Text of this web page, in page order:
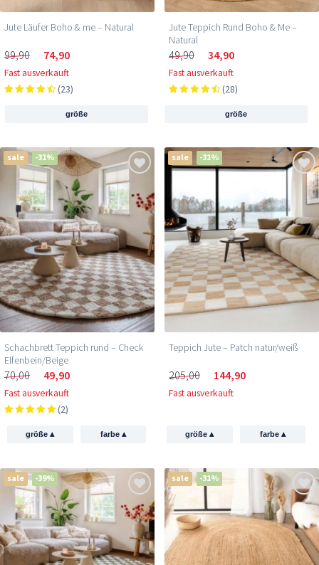
Jute Läufer Boho & me – Natural
99,90 74,90
Fast ausverkauft
(23)
größe
Jute Teppich Rund Boho & Me –
Natural
49,90 34,90
Fast ausverkauft
(28)
größe
sale -31%
Schachbrett Teppich rund – Check
Elfenbein/Beige
70,00 49,90
Fast ausverkauft
(2)
größe▴ farbe ▴
sale -31%
Teppich Jute – Patch natur/weiß
205,00 144,90
Fast ausverkauft
größe▴ farbe ▴
sale -39% sale -31%